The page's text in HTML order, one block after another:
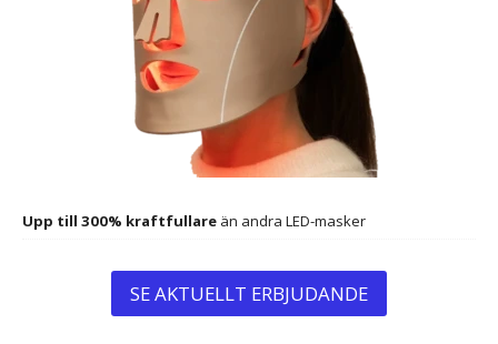
Upp till 300% kraftfullare än andra LED-masker
SE AKTUELLT ERBJUDANDE